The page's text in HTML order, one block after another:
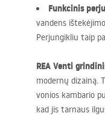
Funkcinis
vandens
Perjungikliu taip
REA Venti
modernų dizainą.
vonios kambario
kad jis tarnaus